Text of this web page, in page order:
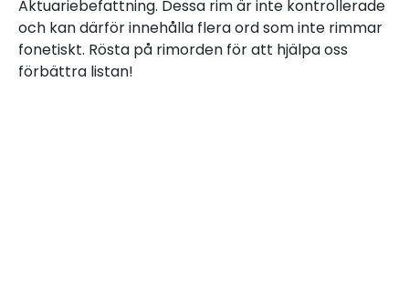
Aktuariebefattning. Dessa rim är inte kontrollerade
och kan därför innehålla flera ord som inte rimmar
fonetiskt. Rösta på rimorden för att hjälpa oss
förbättra listan!